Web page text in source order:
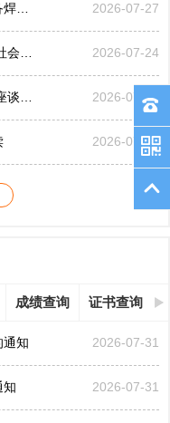
市场监管总局办公厅关于实施《特种设备焊接操作人员考核... 2026-07-27
中共中央 国务院印发《关于加强新时代社会工作的意见》 2026-07-24
2026年全国特种设备安全监察工作推进座谈会在黑龙江哈... 2026-07-21
2026-07-17
成绩查询 证书查询
通知 2026-07-31
知 2026-07-31